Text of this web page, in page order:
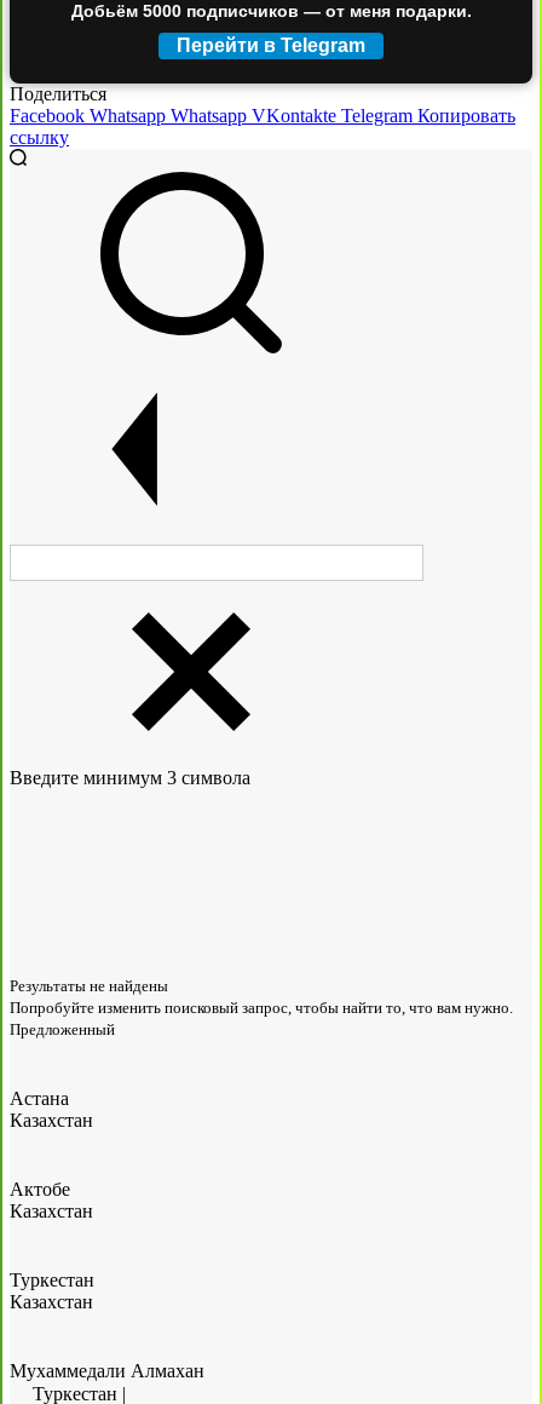
Добьём 5000 подписчиков — от меня подарки.
Перейти в Telegram
Поделиться
Facebook Whatsapp Whatsapp VKontakte Telegram Копировать
ссылку
Введите минимум 3 символа
Результаты не найдены
Попробуйте изменить поисковый запрос, чтобы найти то, что вам нужно.
Предложенный
Астана
Казахстан
Актобе
Казахстан
Туркестан
Казахстан
Мухаммедали Алмахан
Туркестан |